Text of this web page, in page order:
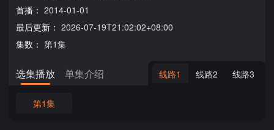
首播： 2014-01-01
最后更新： 2026-07-19T21:02:02+08:00
集数： 第1集
选集播放 单集介绍 线路1 线路2 线路3
第1集